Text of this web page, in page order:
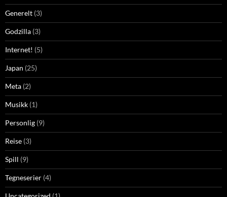
Generelt (3)
Godzilla (3)
Internet! (5)
Japan (25)
Meta (2)
Musikk (1)
Personlig (9)
Reise (3)
Spill (9)
Tegneserier (4)